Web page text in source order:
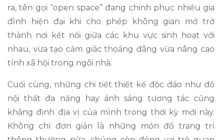
ra, tên gọi “open space” đang chinh phục nhiều gia
đình hiện đại khi cho phép không gian mở trở
thành nơi kết nối giữa các khu vực sinh hoạt với
nhau, vừa tạo cảm giác thoáng đãng vừa nâng cao
tính xã hội trong ngôi nhà.
Cuối cùng, những chi tiết thiết kế độc đáo như đồ
nội thất đa năng hay ánh sáng tương tác cũng
khẳng định địa vị của mình trong thời kỳ mới này.
Không chỉ đơn giản là những món đồ trang trí